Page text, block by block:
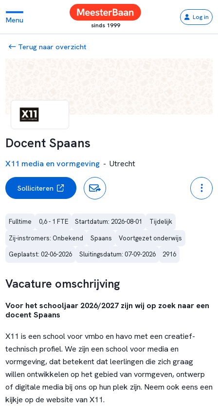
Menu
sinds 1999
Log in
Terug naar overzicht
Docent Spaans
X11 media en vormgeving - Utrecht
Solliciteren
Fulltime 0,6 - 1 FTE Startdatum: 2026-08-01
Tijdelijk
Zij-instromers: Onbekend
Spaans
Voortgezet onderwijs
Geplaatst: 02-06-2026
Sluitingsdatum: 07-09-2026 2916
Vacature omschrijving
Voor het schooljaar 2026/2027 zijn wij op zoek naar een
docent Spaans
X11 is een school voor vmbo en havo met een creatief-
technisch profiel. We zijn een school voor media en
vormgeving, dat betekent dat leerlingen die zich graag
willen ontwikkelen op het gebied van vormgeven, ontwerp
of digitale media bij ons op hun plek zijn. Neem ook eens een
kijkje op de website van X11.